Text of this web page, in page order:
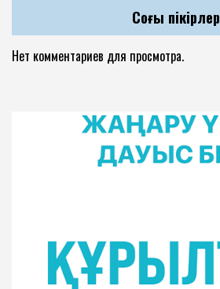
Соңғы пікірлер
Нет комментариев для просмотра.